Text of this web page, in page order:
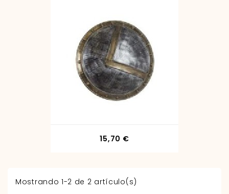
15,70 €
Mostrando 1-2 de 2 artículo(s)